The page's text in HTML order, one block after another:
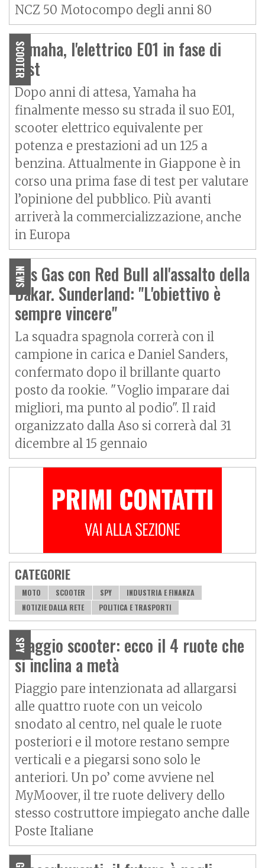
NCZ 50 Motocompo degli anni 80
SCOOTER
Yamaha, l'elettrico E01 in fase di
test
Dopo anni di attesa, Yamaha ha
finalmente messo su strada il suo E01,
scooter elettrico equivalente per
potenza e prestazioni ad un 125 a
benzina. Attualmente in Giappone è in
corso una prima fase di test per valutare
l’opinione del pubblico. Più avanti
arriverà la commercializzazione, anche
in Europa
NEWS
Gas Gas con Red Bull all'assalto della
Dakar. Sunderland: "L'obiettivo è
sempre vincere"
La squadra spagnola correrà con il
campione in carica e Daniel Sanders,
confermato dopo il brillante quarto
posto da rookie. "Voglio imparare dai
migliori, ma punto al podio". Il raid
organizzato dalla Aso si correrà dal 31
dicembre al 15 gennaio
CATEGORIE
MOTO SCOOTER SPY
INDUSTRIA E FINANZA
NOTIZIE DALLA RETE
POLITICA E TRASPORTI
SPY
Piaggio scooter: ecco il 4 ruote che
si inclina a metà
Piaggio pare intenzionata ad allargarsi
alle quattro ruote con un veicolo
snodato al centro, nel quale le ruote
posteriori e il motore restano sempre
verticali e a piegarsi sono solo le
anteriori. Un po’ come avviene nel
MyMoover, il tre ruote delivery dello
stesso costruttore impiegato anche dalle
Poste Italiane